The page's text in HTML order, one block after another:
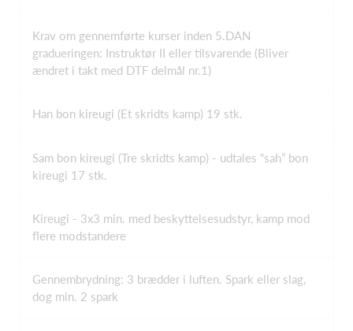
Krav om gennemførte kurser inden 5.DAN
gradueringen: Instruktør II eller tilsvarende (Bliver
ændret i takt med DTF delmål nr.1)
Han bon kireugi (Et skridts kamp) 19 stk.
Sam bon kireugi (Tre skridts kamp) - udtales “sah” bon
kireugi 17 stk.
Kireugi - 3x3 min. med beskyttelsesudstyr, kamp mod
flere modstandere
Gennembrydning: 3 brædder i luften. Spark eller slag,
dog min. 2 spark